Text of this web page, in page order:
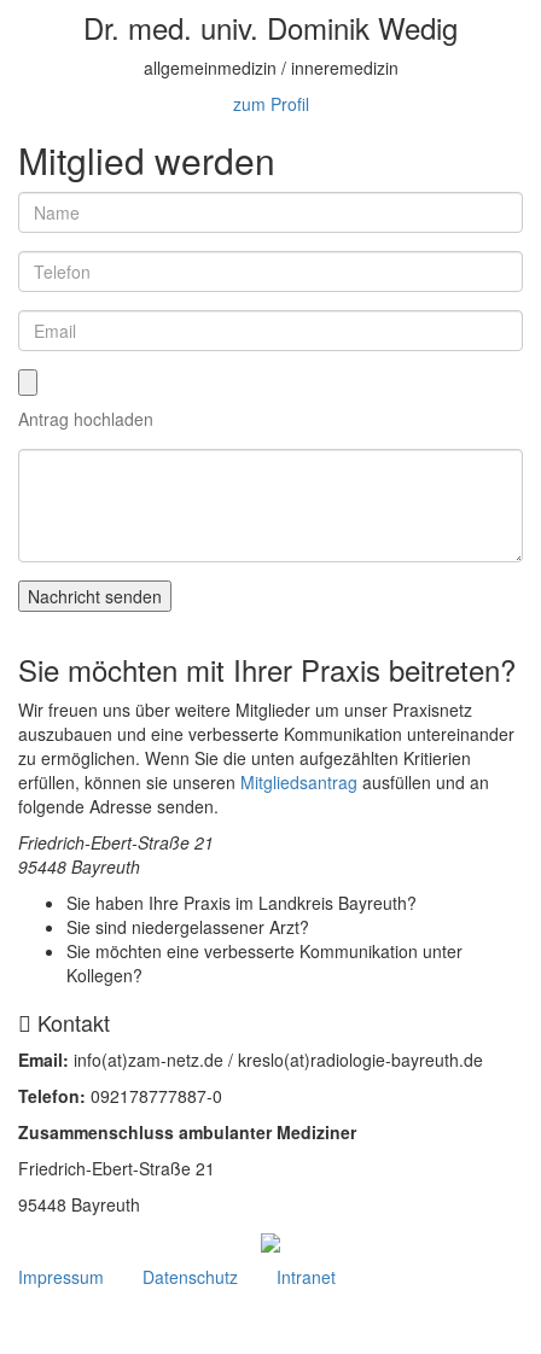
Dr. med. univ. Dominik Wedig
allgemeinmedizin / inneremedizin
zum Profil
Mitglied werden
Name
Telefon
Email
Antrag
Antrag hochladen
Nachricht
Sie möchten mit Ihrer Praxis beitreten?
Wir freuen uns über weitere Mitglieder um unser Praxisnetz
auszubauen und eine verbesserte Kommunikation untereinander
zu ermöglichen. Wenn Sie die unten aufgezählten Kritierien
erfüllen, können sie unseren Mitgliedsantrag ausfüllen und an
folgende Adresse senden.
Friedrich-Ebert-Straße 21
95448 Bayreuth
Sie haben Ihre Praxis im Landkreis Bayreuth?
Sie sind niedergelassener Arzt?
Sie möchten eine verbesserte Kommunikation unter
Kollegen?
Kontakt
Email: info(at)zam-netz.de / kreslo(at)radiologie-bayreuth.de
Telefon: 092178777887-0
Zusammenschluss ambulanter Mediziner
Friedrich-Ebert-Straße 21
95448 Bayreuth
Impressum Datenschutz Intranet